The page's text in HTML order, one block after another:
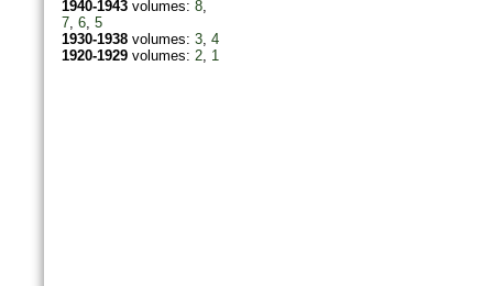
1940-1943volumes: 8,
7, 6, 5
1930-1938volumes: 3, 4
1920-1929volumes: 2, 1